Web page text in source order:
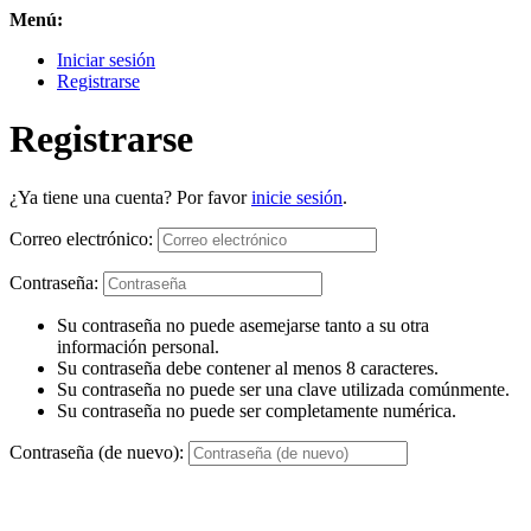
Menú:
Iniciar sesión
Registrarse
Registrarse
¿Ya tiene una cuenta? Por favorinicie sesión.
Correo electrónico:
Contraseña:
Su contraseña no puede asemejarse tanto a su otra
información personal.
Su contraseña debe contener al menos 8 caracteres.
Su contraseña no puede ser una clave utilizada comúnmente.
Su contraseña no puede ser completamente numérica.
Contraseña (de nuevo):